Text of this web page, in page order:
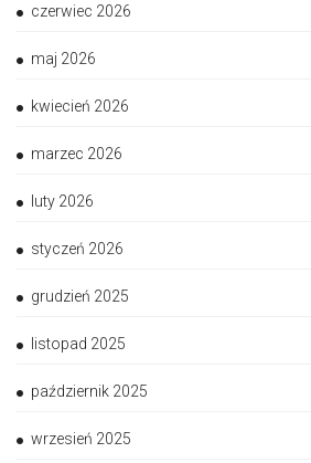
czerwiec 2026
maj 2026
kwiecień 2026
marzec 2026
luty 2026
styczeń 2026
grudzień 2025
listopad 2025
październik 2025
wrzesień 2025